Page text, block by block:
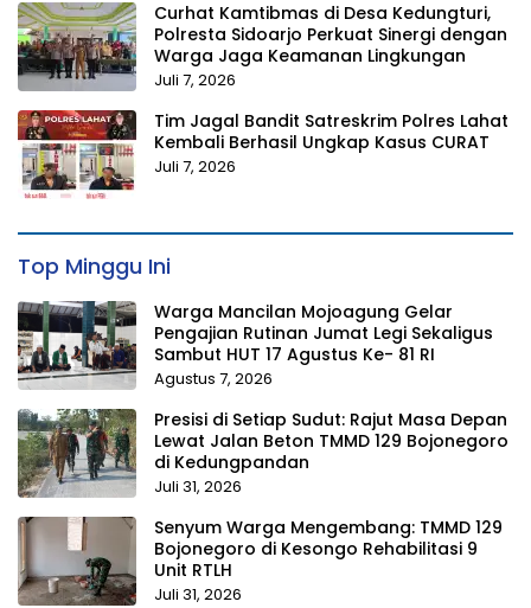
Curhat Kamtibmas di Desa Kedungturi,
Polresta Sidoarjo Perkuat Sinergi dengan
Warga Jaga Keamanan Lingkungan
Juli 7, 2026
Tim Jagal Bandit Satreskrim Polres Lahat
Kembali Berhasil Ungkap Kasus CURAT
Juli 7, 2026
Top Minggu Ini
Warga Mancilan Mojoagung Gelar
Pengajian Rutinan Jumat Legi Sekaligus
Sambut HUT 17 Agustus Ke- 81 RI
Agustus 7, 2026
Presisi di Setiap Sudut: Rajut Masa Depan
Lewat Jalan Beton TMMD 129 Bojonegoro
di Kedungpandan
Juli 31, 2026
Senyum Warga Mengembang: TMMD 129
Bojonegoro di Kesongo Rehabilitasi 9
Unit RTLH
Juli 31, 2026